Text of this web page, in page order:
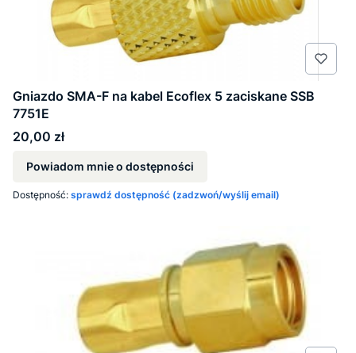
Gniazdo SMA-F na kabel Ecoflex 5 zaciskane SSB
7751E
Cena
20,00 zł
Powiadom mnie o dostępności
Dostępność: sprawdź dostępność (zadzwoń/wyślij email)